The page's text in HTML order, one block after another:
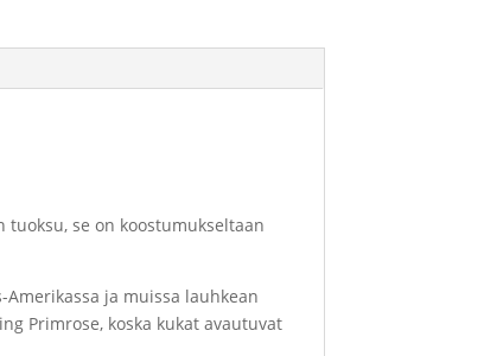
se on koostumukseltaan
ja muissa lauhkean
Primrose, koska kukat avautuvat